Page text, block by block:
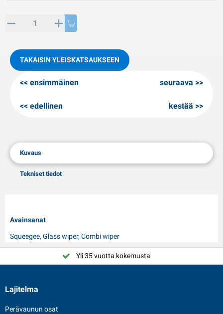
TAKAISIN YLEISKATSAUKSEEN
ensimmäinen
edellinen
seuraava
kestää
Kuvaus
Tekniset tiedot
Avainsanat
Squeegee, Glass wiper, Combi wiper
Yli 35 vuotta kokemusta
Lajitelma
Perävaunun osat